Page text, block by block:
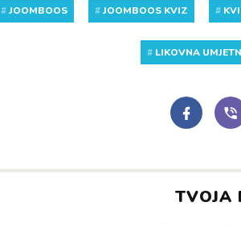
#JOOMBOOS #JOOMBOOS KVIZ #
# LIKOVNA
TVOJA